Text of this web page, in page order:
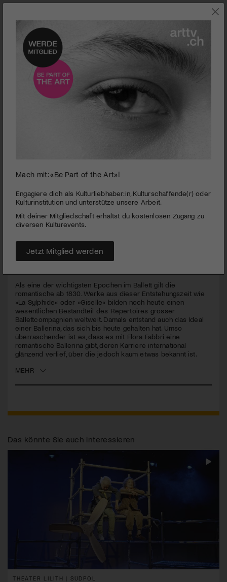
SZENE
Fabbris Leben und Wirken (1822–1880) und erscheint anlässlich ihres
200. Geburtstages.
Flora Fabbri | Eine Kämpferin trägt Tüll
Eine Biografie über eine in Vergessenheit geratene, einst
international berühmte Balletttänzerin, die dieses Jahr ihren
Als eine der wichtigsten Epochen im Ballett gilt die
romantische ab 1830. Werke aus dieser Entstehungszeit wie
»La Sylphide« oder »Giselle« bilden noch heute einen
wesentlichen Bestandteil des Repertoires grosser
Ballettcompagnien weltweit. Damals entstand auch das Ideal
einer Ballerina, das sich bis heute gehalten hat. Umso
überraschender ist es, dass es mit Flora Fabbri eine
romantische Ballerina gibt, deren Karriere international
glänzend verlief, über die jedoch kaum etwas bekannt ist.
MEHR
Das könnte Sie auch interessieren
THEATER LILITH | SÜDPOL
Mach mit: «Be Part of the Art»!
Engagiere dich als Kulturliebhaber:in, Kulturschaffende(r) oder
Kulturinstitution und unterstütze unsere Arbeit.
Mit deiner Mitgliedschaft erhältst du kostenlosen Zugang zu
diversen Kulturevents.
Jetzt Mitglied werden